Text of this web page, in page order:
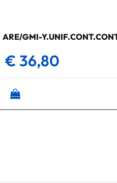
ARE/GMI-
€ 36,80
Quantità